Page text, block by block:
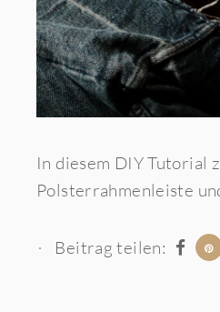
In diesem DIY Tutorial
Polsterrahmenleiste
Beitrag teilen: